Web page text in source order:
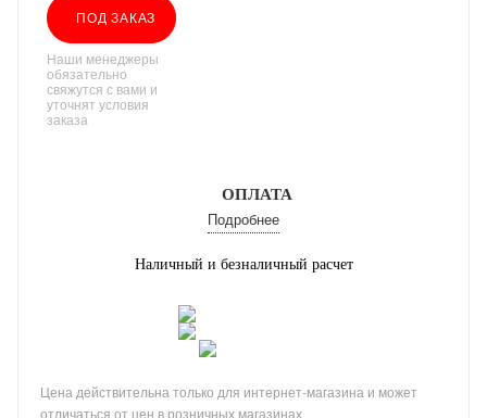
ПОД ЗАКАЗ
Наши менеджеры
обязательно
свяжутся с вами и
уточнят условия
заказа
ОПЛАТА
Подробнее
Наличный и безналичный расчет
Цена действительна только для интернет-магазина и может
отличаться от цен в розничных магазинах